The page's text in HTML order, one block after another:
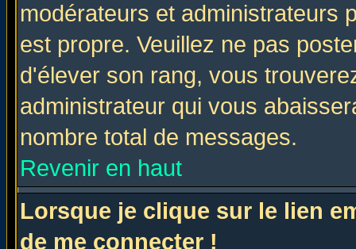
modérateurs et administrateurs
est propre. Veuillez ne pas
d'élever son rang, vous
administrateur qui vous
nombre total de messages.
Revenir en haut
Lorsque je clique sur le lien
de me connecter !